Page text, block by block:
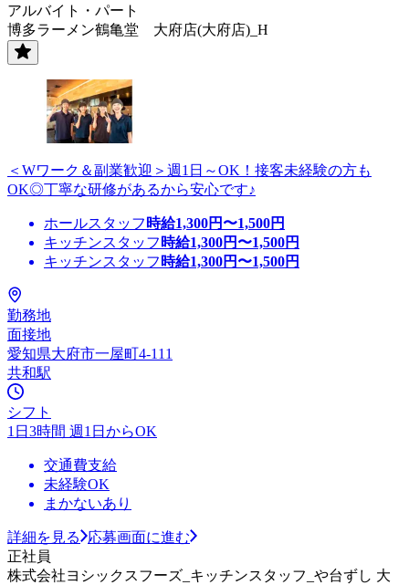
アルバイト・パート
博多ラーメン鶴亀堂 大府店(大府店)_H
＜Wワーク＆副業歓迎＞週1日～OK！接客未経験の方も
OK◎丁寧な研修があるから安心です♪
ホールスタッフ 時給1,300円〜1,500円
キッチンスタッフ 時給1,300円〜1,500円
キッチンスタッフ 時給1,300円〜1,500円
勤務地
面接地
愛知県大府市一屋町4-111
共和駅
シフト
1日3時間 週1日からOK
交通費支給
未経験OK
まかないあり
詳細を見る
応募画面に進む
正社員
株式会社ヨシックスフーズ_キッチンスタッフ_や台ずし 大